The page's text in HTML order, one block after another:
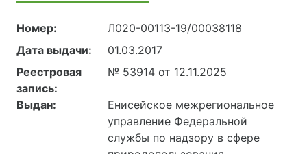
Номер:
Л020-00113-19/00038118
Дата выдачи:
01.03.2017
Реестровая
запись:
№ 53914 от 12.11.2025
Выдан:
Енисейское межрегиональное
управление Федеральной
службы по надзору в сфере